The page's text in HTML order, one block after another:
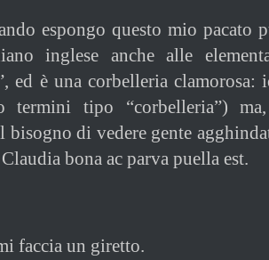
espongo questo mio pacato
inglese anche alle
ed è una corbelleria clamorosa:
tipo “corbelleria”)
di vedere gente
bona ac parva puella est.
faccia un giretto.